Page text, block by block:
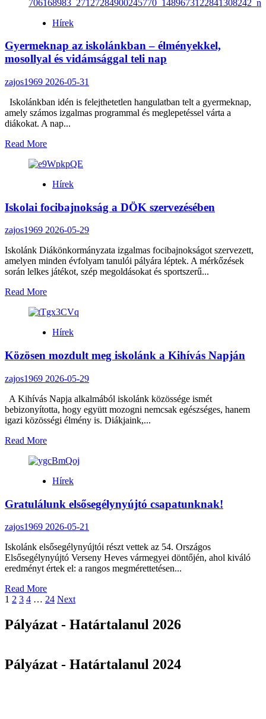
Angol
országismereti
iskolánkban
Hírek
Gyermeknap az iskolánkban – élményekkel,
mosollyal és vidámsággal teli nap
zajos1969 2026-05-31
Iskolánkban idén is felejthetetlen hangulatban telt a gyermeknap,
amely számos izgalmas programmal és meglepetéssel várta a
diákokat. A nap...
Read MoreRead
about
az
–
mosollyal
vidámsággal
teli
nap
Hírek
Iskolai focibajnokság a DÖK szervezésében
zajos1969 2026-05-29
Iskolánk Diákönkormányzata izgalmas focibajnokságot szervezett,
amelyen minden évfolyam tanulói pályára léptek. A mérkőzések
során lelkes játékot, szép megoldásokat és sportszerű...
Read MoreRead
about
focibajnokság
DÖK
Hírek
Közösen mozdult meg iskolánk a Kihívás Napján
zajos1969 2026-05-29
A Kihívás Napja alkalmából iskolánk közössége ismét
bebizonyította, hogy együtt mozogni nemcsak egészséges, hanem
igazi közösségi élmény is. Diákjaink,...
Read MoreRead
about
mozdult
iskolánk
Kihívás
Hírek
Gratulálunk elsősegélynyújtó csapatunknak!
zajos1969 2026-05-21
Iskolánk elsősegélynyújtói részt vettek az 54. Országos
Elsősegélynyújtó Verseny Heves vármegyei döntőjén, ahol kiváló
eredményt értek el: a rangos megmérettetésen...
Read MoreRead
more
Gratulálunk
elsősegélynyújtó
Bejegyzések
lapozása
1 2 3 4 … 24 Next
Pályázat - Határtalanul 2026
Pályázat - Határtalanul 2024